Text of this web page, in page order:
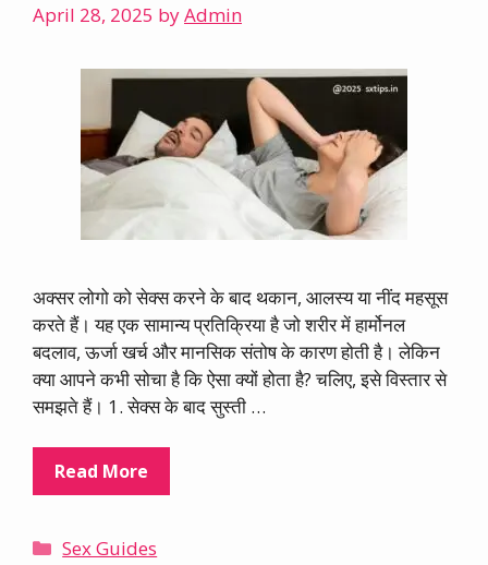
April 28, 2025 byAdmin
अक्सर लोगो को सेक्स करने के बाद थकान, आलस्य या नींद महसूस
करते हैं। यह एक सामान्य प्रतिक्रिया है जो शरीर में हार्मोनल
बदलाव, ऊर्जा खर्च और मानसिक संतोष के कारण होती है। लेकिन
क्या आपने कभी सोचा है कि ऐसा क्यों होता है? चलिए, इसे विस्तार से
समझते हैं। 1. सेक्स के बाद सुस्ती …
Read More
Categories
Sex Guides